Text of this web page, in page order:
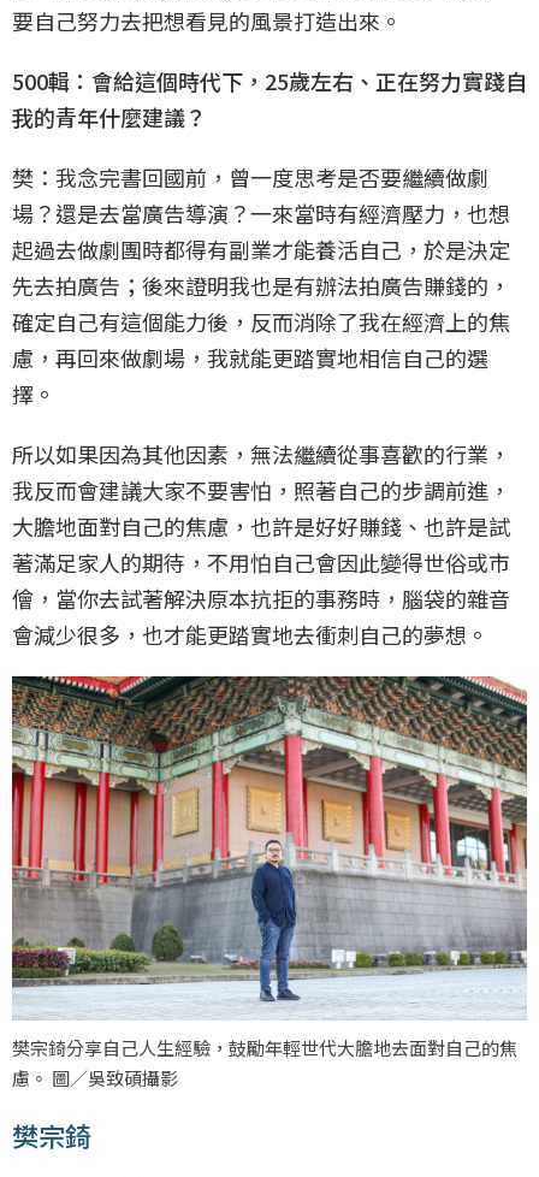
要自己努力去把想看見的風景打造出來。
500輯：會給這個時代下，25歲左右、正在努力實踐自
我的青年什麼建議？
樊：我念完書回國前，曾一度思考是否要繼續做劇
場？還是去當廣告導演？一來當時有經濟壓力，也想
起過去做劇團時都得有副業才能養活自己，於是決定
先去拍廣告；後來證明我也是有辦法拍廣告賺錢的，
確定自己有這個能力後，反而消除了我在經濟上的焦
慮，再回來做劇場，我就能更踏實地相信自己的選
擇。
所以如果因為其他因素，無法繼續從事喜歡的行業，
我反而會建議大家不要害怕，照著自己的步調前進，
大膽地面對自己的焦慮，也許是好好賺錢、也許是試
著滿足家人的期待，不用怕自己會因此變得世俗或市
儈，當你去試著解決原本抗拒的事務時，腦袋的雜音
會減少很多，也才能更踏實地去衝刺自己的夢想。
樊宗錡分享自己人生經驗，鼓勵年輕世代大膽地去面對自己的焦
慮。 圖／吳致碩攝影
樊宗錡